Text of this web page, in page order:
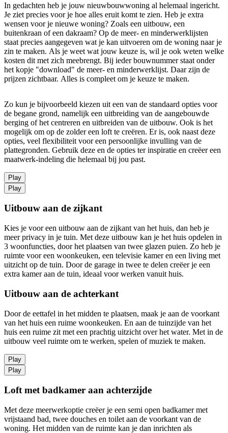
In gedachten heb je jouw nieuwbouwwoning al helemaal ingericht.
Je ziet precies voor je hoe alles eruit komt te zien. Heb je extra
wensen voor je nieuwe woning? Zoals een uitbouw, een
buitenkraan of een dakraam? Op de meer- en minderwerklijsten
staat precies aangegeven wat je kan uitvoeren om de woning naar je
zin te maken. Als je weet wat jouw keuze is, wil je ook weten welke
kosten dit met zich meebrengt. Bij ieder bouwnummer staat onder
het kopje "download" de meer- en minderwerklijst. Daar zijn de
prijzen zichtbaar. Alles is compleet om je keuze te maken.
Zo kun je bijvoorbeeld kiezen uit een van de standaard opties voor
de begane grond, namelijk een uitbreiding van de aangebouwde
berging of het centreren en uitbreiden van de uitbouw. Ook is het
mogelijk om op de zolder een loft te creëren. Er is, ook naast deze
opties, veel flexibiliteit voor een persoonlijke invulling van de
plattegronden. Gebruik deze en de opties ter inspiratie en creëer een
maatwerk-indeling die helemaal bij jou past.
Play
Play
Uitbouw aan de zijkant
Kies je voor een uitbouw aan de zijkant van het huis, dan heb je
meer privacy in je tuin. Met deze uitbouw kan je het huis opdelen in
3 woonfuncties, door het plaatsen van twee glazen puien. Zo heb je
ruimte voor een woonkeuken, een televisie kamer en een living met
uitzicht op de tuin. Door de garage in twee te delen creëer je een
extra kamer aan de tuin, ideaal voor werken vanuit huis.
Uitbouw aan de achterkant
Door de eettafel in het midden te plaatsen, maak je aan de voorkant
van het huis een ruime woonkeuken. En aan de tuinzijde van het
huis een ruime zit met een prachtig uitzicht over het water. Met in de
uitbouw veel ruimte om te werken, spelen of muziek te maken.
Play
Play
Loft met badkamer aan achterzijde
Met deze meerwerkoptie creëer je een semi open badkamer met
vrijstaand bad, twee douches en toilet aan de voorkant van de
woning. Het midden van de ruimte kan je dan inrichten als